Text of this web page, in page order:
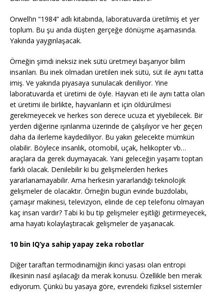
Orwell’ın “1984” adlı kitabında, laboratuvarda üretilmiş et yer
toplum. Bu şu anda düşten gerçeğe dönüşme aşamasında.
Yakında yaygınlaşacak.
Örneğin şimdi ineksiz inek sütü üretmeyi başarıyor bilim
insanları. Bu inek olmadan üretilen inek sütü, süt ile aynı tatta
imiş. Ve yakında piyasaya sunulacak deniliyor. Yine
laboratuvarda et üretimi de öyle. Hayvan eti ile aynı tatta olan
et üretimi ile birlikte, hayvanların et için öldürülmesi
gerekmeyecek ve herkes son derece ucuza et yiyebilecek. Bir
yerden diğerine ışınlanma üzerinde de çalışılıyor ve her geçen
daha da ilerleme kaydediliyor. Bu yakın gelecekte mümkün
olabilir. Böylece insanlık, otomobil, uçak, helikopter vb…
araçlara da gerek duymayacak. Yani geleceğin yaşamı toptan
farklı olacak. Denilebilir ki bu gelişmelerden herkes
yararlanamayabilir. Ama herkesin yararlandığı teknolojik
gelişmeler de olacaktır. Örneğin bugün evinde buzdolabı,
çamaşır makinesi, televizyon, elinde de cep telefonu olmayan
kaç insan vardır? Tabi ki bu tip gelişmeler eşitliği getirmeyecek,
ama hayatı kolaylaştıracak gelişmeler de yaşanacak.
10 bin IQ’ya sahip yapay zeka robotlar
Diğer taraftan termodinamiğin ikinci yasası olan entropi
ilkesinin nasıl aşılacağı da merak konusu. Özellikle ben merak
ediyorum. Çünkü bu yasaya göre, evrendeki fiziksel sistemler